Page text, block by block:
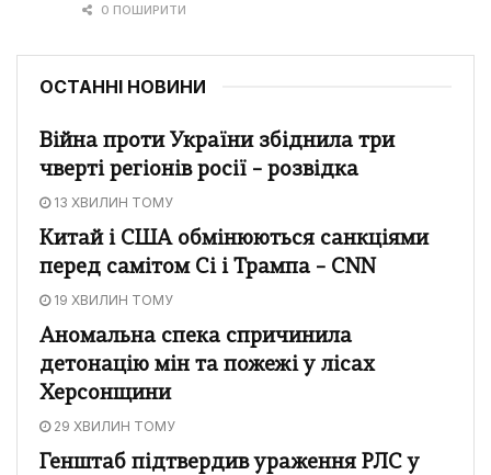
0 ПОШИРИТИ
ОСТАННІ НОВИНИ
Війна проти України збіднила три
чверті регіонів росії – розвідка
13 ХВИЛИН ТОМУ
Китай і США обмінюються санкціями
перед самітом Сі і Трампа – CNN
19 ХВИЛИН ТОМУ
Аномальна спека спричинила
детонацію мін та пожежі у лісах
Херсонщини
29 ХВИЛИН ТОМУ
Генштаб підтвердив ураження РЛС у